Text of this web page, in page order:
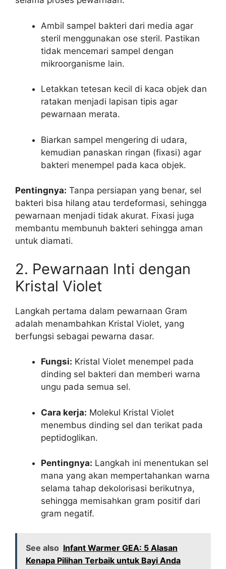
Ambil sampel bakteri dari media agar
steril menggunakan ose steril. Pastikan
tidak mencemari sampel dengan
mikroorganisme lain.
Letakkan tetesan kecil di kaca objek dan
ratakan menjadi lapisan tipis agar
pewarnaan merata.
Biarkan sampel mengering di udara,
kemudian panaskan ringan (fixasi) agar
bakteri menempel pada kaca objek.
Pentingnya: Tanpa persiapan yang benar, sel
bakteri bisa hilang atau terdeformasi, sehingga
pewarnaan menjadi tidak akurat. Fixasi juga
membantu membunuh bakteri sehingga aman
untuk diamati.
2. Pewarnaan Inti dengan
Kristal Violet
Langkah pertama dalam pewarnaan Gram
adalah menambahkan Kristal Violet, yang
berfungsi sebagai pewarna dasar.
Fungsi: Kristal Violet menempel pada
dinding sel bakteri dan memberi warna
ungu pada semua sel.
Cara kerja: Molekul Kristal Violet
menembus dinding sel dan terikat pada
peptidoglikan.
Pentingnya: Langkah ini menentukan sel
mana yang akan mempertahankan warna
selama tahap dekolorisasi berikutnya,
sehingga memisahkan gram positif dari
gram negatif.
See also Infant Warmer GEA: 5 Alasan
Kenapa Pilihan Terbaik untuk Bayi Anda